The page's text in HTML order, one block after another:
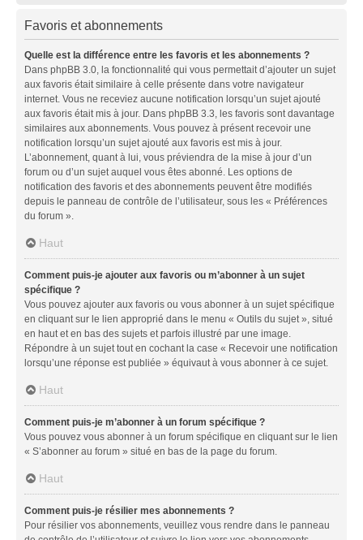
Favoris et abonnements
Quelle est la différence entre les favoris et les abonnements ?
Dans phpBB 3.0, la fonctionnalité qui vous permettait d’ajouter un sujet
aux favoris était similaire à celle présente dans votre navigateur
internet. Vous ne receviez aucune notification lorsqu’un sujet ajouté
aux favoris était mis à jour. Dans phpBB 3.3, les favoris sont davantage
similaires aux abonnements. Vous pouvez à présent recevoir une
notification lorsqu’un sujet ajouté aux favoris est mis à jour.
L’abonnement, quant à lui, vous préviendra de la mise à jour d’un
forum ou d’un sujet auquel vous êtes abonné. Les options de
notification des favoris et des abonnements peuvent être modifiés
depuis le panneau de contrôle de l’utilisateur, sous les « Préférences
du forum ».
Haut
Comment puis-je ajouter aux favoris ou m’abonner à un sujet
spécifique ?
Vous pouvez ajouter aux favoris ou vous abonner à un sujet spécifique
en cliquant sur le lien approprié dans le menu « Outils du sujet », situé
en haut et en bas des sujets et parfois illustré par une image.
Répondre à un sujet tout en cochant la case « Recevoir une notification
lorsqu’une réponse est publiée » équivaut à vous abonner à ce sujet.
Haut
Comment puis-je m’abonner à un forum spécifique ?
Vous pouvez vous abonner à un forum spécifique en cliquant sur le lien
« S’abonner au forum » situé en bas de la page du forum.
Haut
Comment puis-je résilier mes abonnements ?
Pour résilier vos abonnements, veuillez vous rendre dans le panneau